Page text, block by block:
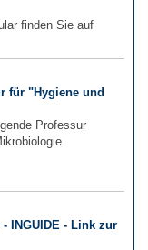
finden Sie auf
für "Hygiene und
Professur
INGUIDE - Link zur